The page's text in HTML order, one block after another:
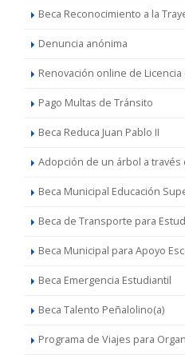
Beca Reconocimiento a la
Denuncia anónima
Renovación online de Licencia
Pago Multas de Tránsito
Beca Reduca Juan Pablo II
Adopción de un árbol a través
Beca Municipal Educación
Beca de Transporte para
Beca Municipal para Apoyo
Beca Emergencia Estudiantil
Beca Talento Peñalolino(a)
Programa de Viajes para